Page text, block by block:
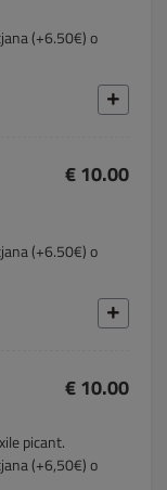
(+6.50€) o
€ 10.00
(+6.50€) o
€ 10.00
picant.
(+6,50€) o